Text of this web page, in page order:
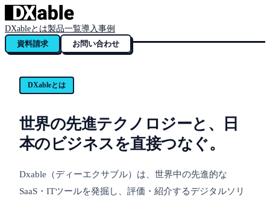
DXableとは製品一覧導入事例
資料請求
お問い合わせ
DXableとは
世界の先進テクノロジーと、日
本のビジネスを直接つなぐ。
Dxable（ディーエクサブル）は、世界中の先進的な
SaaS・ITツールを発掘し、評価・紹介するデジタルソリ